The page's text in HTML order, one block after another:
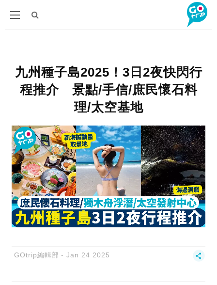
九州種子島2025！3日2夜快閃行
程推介 景點/手信/庶民懷石料
理/太空基地
GOtrip編輯部 Jan 24 2025